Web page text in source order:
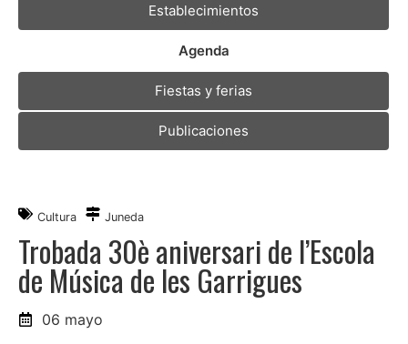
Establecimientos
Agenda
Fiestas y ferias
Publicaciones
Cultura Juneda
Trobada 30è aniversari de l’Escola
de Música de les Garrigues
06 mayo